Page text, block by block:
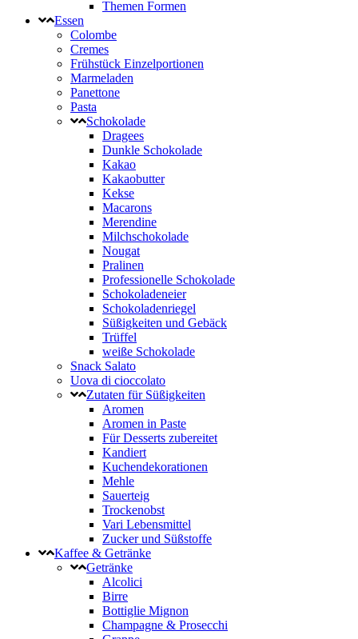
Themen Formen
Essen
Colombe
Cremes
Frühstück Einzelportionen
Marmeladen
Panettone
Pasta
Schokolade
Dragees
Dunkle Schokolade
Kakao
Kakaobutter
Kekse
Macarons
Merendine
Milchschokolade
Nougat
Pralinen
Professionelle Schokolade
Schokoladeneier
Schokoladenriegel
Süßigkeiten und Gebäck
Trüffel
weiße Schokolade
Snack Salato
Uova di cioccolato
Zutaten für Süßigkeiten
Aromen
Aromen in Paste
Für Desserts zubereitet
Kandiert
Kuchendekorationen
Mehle
Sauerteig
Trockenobst
Vari Lebensmittel
Zucker und Süßstoffe
Kaffee & Getränke
Getränke
Alcolici
Birre
Bottiglie Mignon
Champagne & Prosecchi